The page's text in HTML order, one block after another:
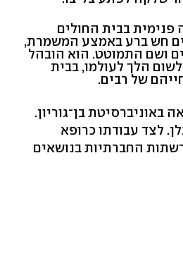
פנימית בבית החולים
חש ברע באמצע המשמרת,
ושם התמוטט. הוא הובהל
הלך לעולמו, בבית
של רבים.
באוניברסיטת בן־גוריון.
לצד עבודתו כרופא
החברתיות בנושאים